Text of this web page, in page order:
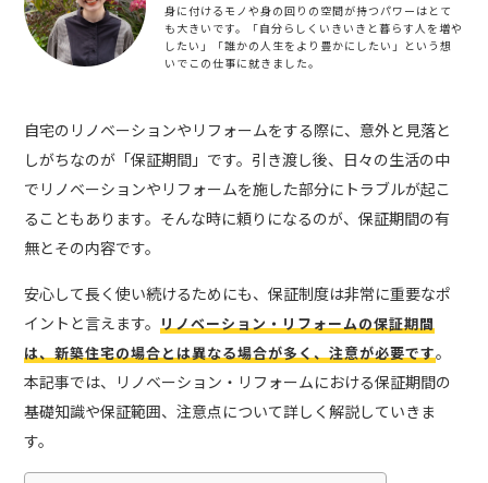
身に付けるモノや身の回りの空間が持つパワーはとて
も大きいです。「自分らしくいきいきと暮らす人を増や
したい」「誰かの人生をより豊かにしたい」という想
いでこの仕事に就きました。
自宅のリノベーションやリフォームをする際に、意外と見落と
しがちなのが「保証期間」です。引き渡し後、日々の生活の中
でリノベーションやリフォームを施した部分にトラブルが起こ
ることもあります。そんな時に頼りになるのが、保証期間の有
無とその内容です。
安心して長く使い続けるためにも、保証制度は非常に重要なポ
イントと言えます。 リノベーション・リフォームの保証期間
は、新築住宅の場合とは異なる場合が多く、注意が必要です。
本記事では、リノベーション・リフォームにおける保証期間の
基礎知識や保証範囲、注意点について詳しく解説していきま
す。